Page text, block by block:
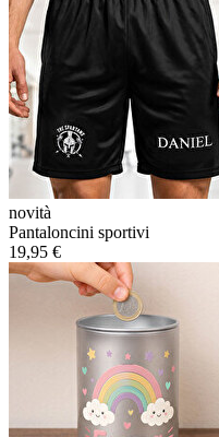
novità
Pantaloncini sportivi
19,95 €